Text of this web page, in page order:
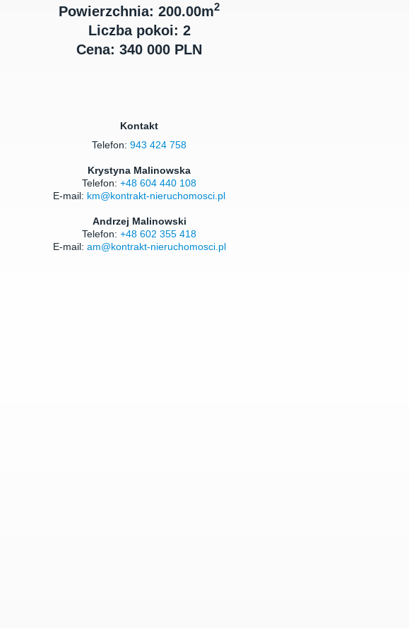
Powierzchnia: 200.00m2
Liczba pokoi: 2
Cena: 340 000 PLN
Kontakt
Telefon:943 424 758
Krystyna Malinowska
Telefon:+48 604 440 108
E-mail: km@kontrakt-nieruchomosci.pl
Andrzej Malinowski
Telefon:+48 602 355 418
E-mail: am@kontrakt-nieruchomosci.pl